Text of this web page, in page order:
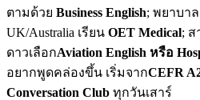
ตามด้วย Business English; พยาบา
UK/Australia เรียน OET Medical; ส
ดาวเลือกAviation English หรือ
อยากพูดคล่องขึ้น เริ่มจากCEFR
Conversation Club ทุกวันเสาร์